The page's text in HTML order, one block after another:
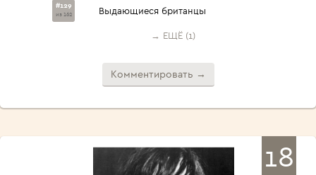
#129
из 162 Выдающиеся британцы
→ ЕЩЁ (1)
Комментировать →
18